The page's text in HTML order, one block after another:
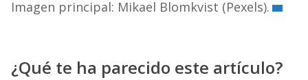
Imagen principal: Mikael Blomkvist (Pexels).
¿Qué te ha parecido este artículo?